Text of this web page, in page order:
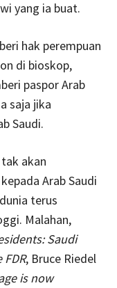
yang ia buat.
hak perempuan
di bioskop,
paspor Arab
saja jika
Saudi.
akan
Arab Saudi
terus
Malahan,
Saudi
, Bruce Riedel
is now